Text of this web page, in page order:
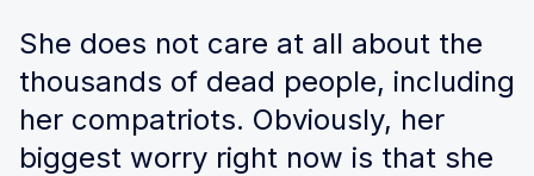
She does not care at all about the
thousands of dead people, including
her compatriots. Obviously, her
biggest worry right now is that she